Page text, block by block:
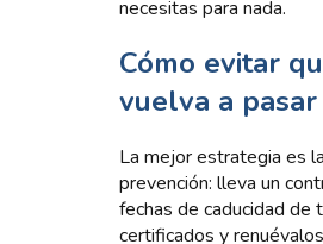
necesitas para nada.
Cómo evitar
vuelva a pasar
La mejor estrategia es la
prevención: lleva un
fechas de caducidad de
certificados y